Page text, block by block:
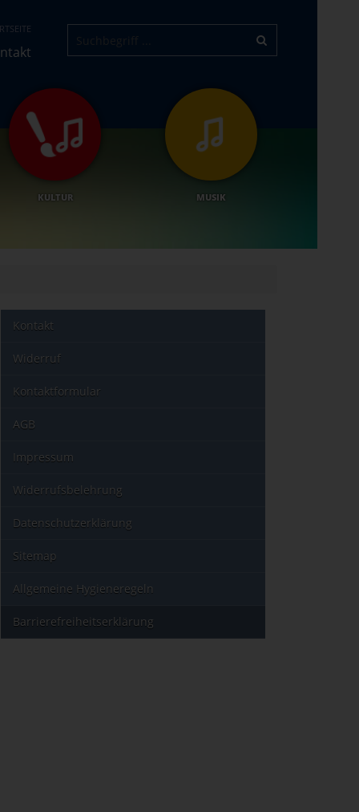
KULTUR MUSIK
Kontakt
Widerruf
Kontaktformular
AGB
Impressum
Widerrufsbelehrung
Datenschutzerklärung
Sitemap
Allgemeine Hygieneregeln
Barrierefreiheitserklärung